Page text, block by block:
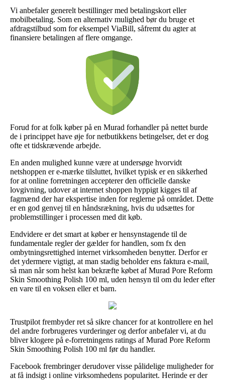
Vi anbefaler generelt bestillinger med betalingskort eller
mobilbetaling. Som en alternativ mulighed bør du bruge et
afdragstilbud som for eksempel ViaBill, såfremt du agter at
finansiere betalingen af flere omgange.
Forud for at folk køber på en Murad forhandler på nettet burde
de i princippet have øje for netbutikkens betingelser, det er dog
ofte et tidskrævende arbejde.
En anden mulighed kunne være at undersøge hvorvidt
netshoppen er e-mærke tilsluttet, hvilket typisk er en sikkerhed
for at online forretningen accepterer den officielle danske
lovgivning, udover at internet shoppen hyppigt kigges til af
fagmænd der har ekspertise inden for reglerne på området. Dette
er en god genvej til en håndsrækning, hvis du udsættes for
problemstillinger i processen med dit køb.
Endvidere er det smart at køber er hensynstagende til de
fundamentale regler der gælder for handlen, som fx den
ombytningsrettighed internet virksomheden benytter. Derfor er
det ydermere vigtigt, at man stadig beholder ens faktura e-mail,
så man når som helst kan bekræfte købet af Murad Pore Reform
Skin Smoothing Polish 100 ml, uden hensyn til om du leder efter
en vare til en voksen eller et barn.
Trustpilot frembyder ret så sikre chancer for at kontrollere en hel
del andre forbrugeres vurderinger og derfor anbefaler vi, at du
bliver klogere på e-forretningens ratings af Murad Pore Reform
Skin Smoothing Polish 100 ml før du handler.
Facebook frembringer derudover visse pålidelige muligheder for
at få indsigt i online virksomhedens popularitet. Herinde er der